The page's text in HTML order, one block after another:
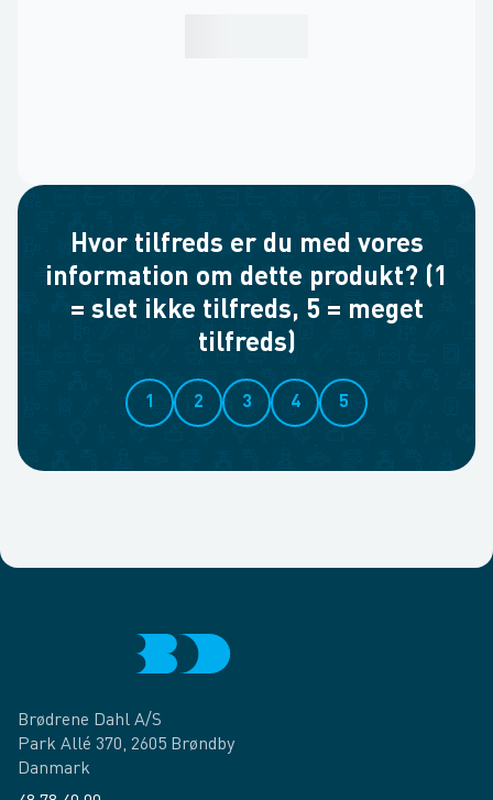
Hvor tilfreds er du med vores
information om dette produkt? (1
= slet ikke tilfreds, 5 = meget
tilfreds)
1 2 3 4 5
Brødrene Dahl A/S
Park Allé 370, 2605 Brøndby
Danmark